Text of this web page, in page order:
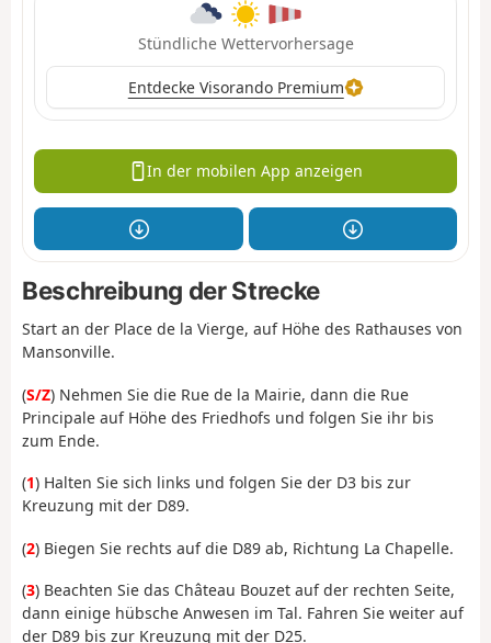
Stündliche Wettervorhersage
Entdecke Visorando Premium
In der mobilen App anzeigen
Beschreibung der Strecke
Start an der Place de la Vierge, auf Höhe des Rathauses von
Mansonville.
(S/Z) Nehmen Sie die Rue de la Mairie, dann die Rue
Principale auf Höhe des Friedhofs und folgen Sie ihr bis
zum Ende.
(1) Halten Sie sich links und folgen Sie der D3 bis zur
Kreuzung mit der D89.
(2) Biegen Sie rechts auf die D89 ab, Richtung La Chapelle.
(3) Beachten Sie das Château Bouzet auf der rechten Seite,
dann einige hübsche Anwesen im Tal. Fahren Sie weiter auf
der D89 bis zur Kreuzung mit der D25.